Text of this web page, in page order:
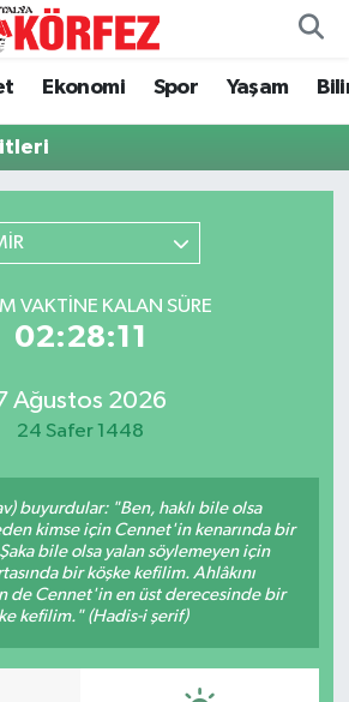
Ekonomi Spor Yaşam
VAKTINE KALAN SÜRE
02:28:11
Ağustos 2026
24 Safer 1448
buyurdular: "Ben, haklı bile olsa
kimse için Cennet'in kenarında bir
bile olsa yalan söylemeyen için
bir köşke kefilim. Ahlâkını
de Cennet'in en üst derecesinde bir
kefilim." (Hadis-i şerif)